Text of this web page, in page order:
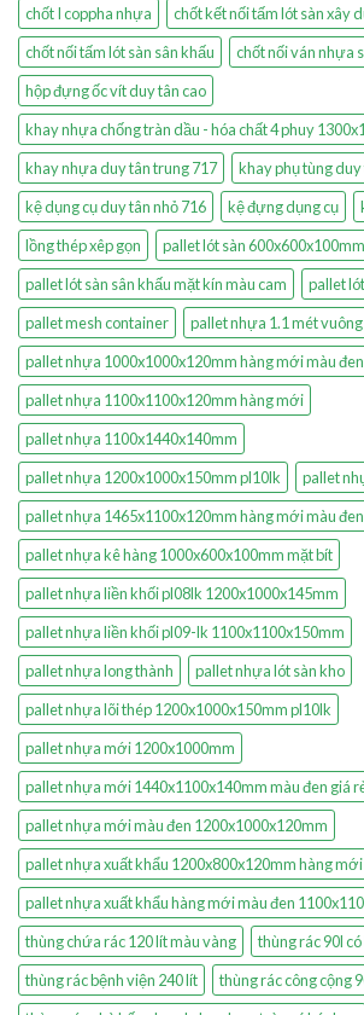
chốt I coppha nhựa
chốt kết nối tấm lót sàn xây
chốt nối tấm lót sàn sân khấu
chốt nối ván nhựa
hộp đựng ốc vít duy tân cao
khay nhựa chống tràn dầu - hóa chất 4 phuy
khay nhựa duy tân trung 717
khay phụ tùng duy
kệ dụng cụ duy tân nhỏ 716
kệ đựng dụng cụ
lồng thép xêp gọn
pallet lót sàn 600x600x100mm
pallet lót sàn sân khấu mặt kín màu cam
pallet
pallet mesh container
pallet nhựa 1.1 mét vuông
pallet nhựa 1000x1000x120mm hàng mới màu đen
pallet nhựa 1100x1100x120mm hàng mới
pallet nhựa 1100x1440x140mm
pallet nhựa 1200x1000x150mm pl10lk
pallet
pallet nhựa 1465x1100x120mm hàng mới màu đen
pallet nhựa kê hàng 1000x600x100mm mặt bít
pallet nhựa liền khối pl08lk 1200x1000x145mm
pallet nhựa liền khối pl09-lk 1100x1100x150mm
pallet nhựa long thành
pallet nhựa lót sàn kho
pallet nhựa lõi thép 1200x1000x150mm pl10lk
pallet nhựa mới 1200x1000mm
pallet nhựa mới 1440x1100x140mm màu đen giá
pallet nhựa mới màu đen 1200x1000x120mm
pallet nhựa xuất khẩu 1200x800x120mm hàng mới
pallet nhựa xuất khẩu hàng mới màu đen
thùng chứa rác 120 lít màu vàng
thùng rác 90l
thùng rác bệnh viện 240 lít
thùng rác công cộng